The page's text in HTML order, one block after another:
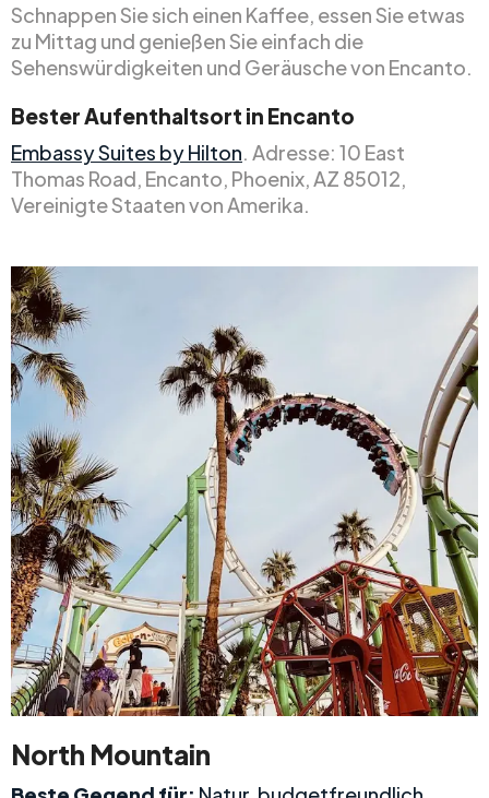
Schnappen Sie sich einen Kaffee, essen Sie etwas
zu Mittag und genießen Sie einfach die
Sehenswürdigkeiten und Geräusche von Encanto.
Bester Aufenthaltsort in Encanto
Embassy Suites by Hilton. Adresse: 10 East
Thomas Road, Encanto, Phoenix, AZ 85012,
Vereinigte Staaten von Amerika.
North Mountain